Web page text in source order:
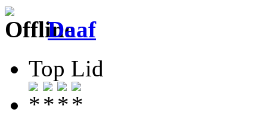
Daaf
Top Lid